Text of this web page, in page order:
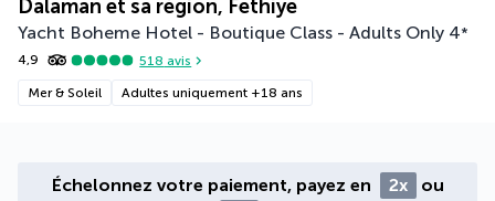
Dalaman et sa région, Fethiye
Yacht Boheme Hotel - Boutique Class - Adults Only 4*
4,9 518 avis
Mer & Soleil Adultes uniquement +18 ans
Échelonnez votre paiement, payez en 2x
ou